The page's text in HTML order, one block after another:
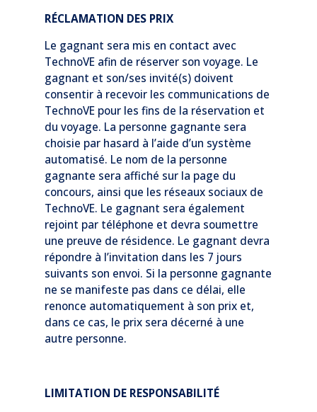
RÉCLAMATION DES PRIX
Le gagnant sera mis en contact avec
TechnoVE afin de réserver son voyage. Le
gagnant et son/ses invité(s) doivent
consentir à recevoir les communications de
TechnoVE pour les fins de la réservation et
du voyage. La personne gagnante sera
choisie par hasard à l’aide d’un système
automatisé. Le nom de la personne
gagnante sera affiché sur la page du
concours, ainsi que les réseaux sociaux de
TechnoVE. Le gagnant sera également
rejoint par téléphone et devra soumettre
une preuve de résidence. Le gagnant devra
répondre à l’invitation dans les 7 jours
suivants son envoi. Si la personne gagnante
ne se manifeste pas dans ce délai, elle
renonce automatiquement à son prix et,
dans ce cas, le prix sera décerné à une
autre personne.
LIMITATION DE RESPONSABILITÉ